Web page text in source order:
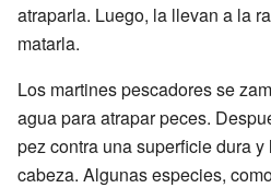
atraparla. Luego, la llevan a la
matarla.
Los martines pescadores se
agua para atrapar peces.
pez contra una superficie dura
cabeza. Algunas especies,